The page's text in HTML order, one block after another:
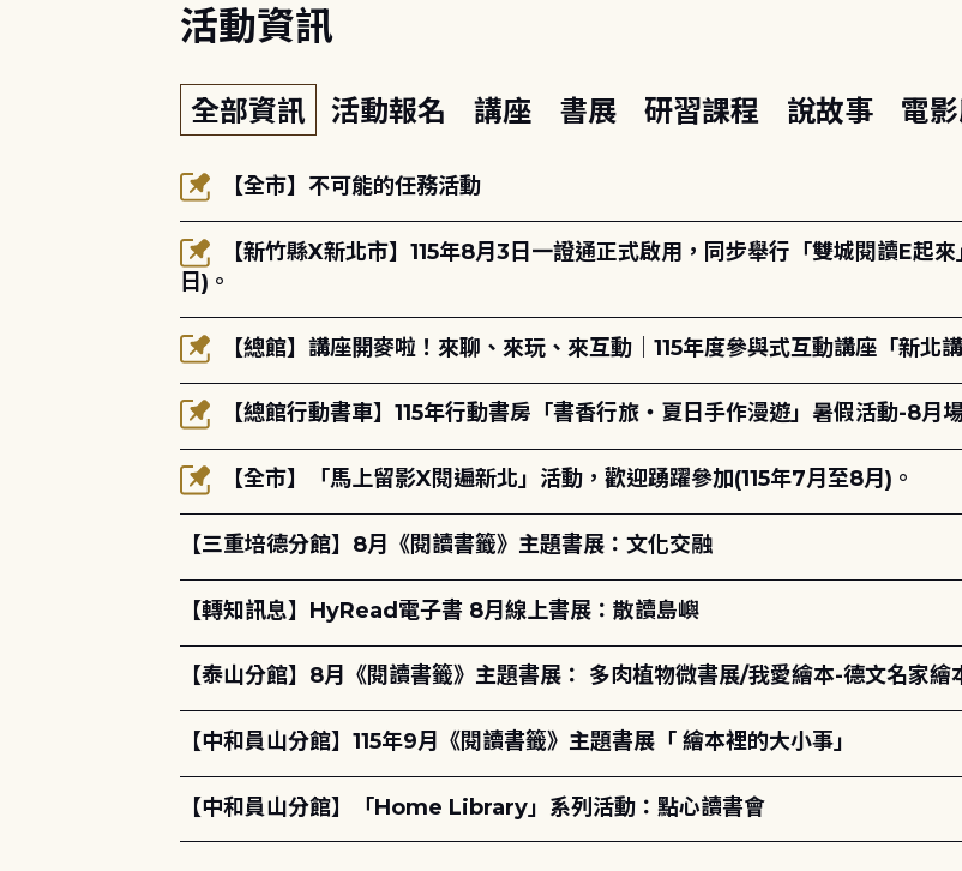
活動資訊
全部資訊 活動報名 講座 書展 研習課程 說故事 電
【全市】不可能的任務活動
【新竹縣X新北市】115年8月3日一證通正式啟用，同步舉行「雙城閱讀E起
日)。
【總館】講座開麥啦！來聊、來玩、來互動｜115年度參與式互動講座「新北
【總館行動書車】115年行動書房「書香行旅・夏日手作漫遊」暑假活動-8月
【全市】「馬上留影X閱遍新北」活動，歡迎踴躍參加(115年7月至8月)。
【三重培德分館】8月《閱讀書籤》主題書展：文化交融
【轉知訊息】HyRead電子書 8月線上書展：散讀島嶼
【泰山分館】8月《閱讀書籤》主題書展： 多肉植物微書展/我愛繪本-德文名家繪
【中和員山分館】115年9月《閱讀書籤》主題書展「 繪本裡的大小事」
【中和員山分館】「Home Library」系列活動：點心讀書會